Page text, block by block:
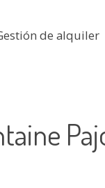
de alquiler